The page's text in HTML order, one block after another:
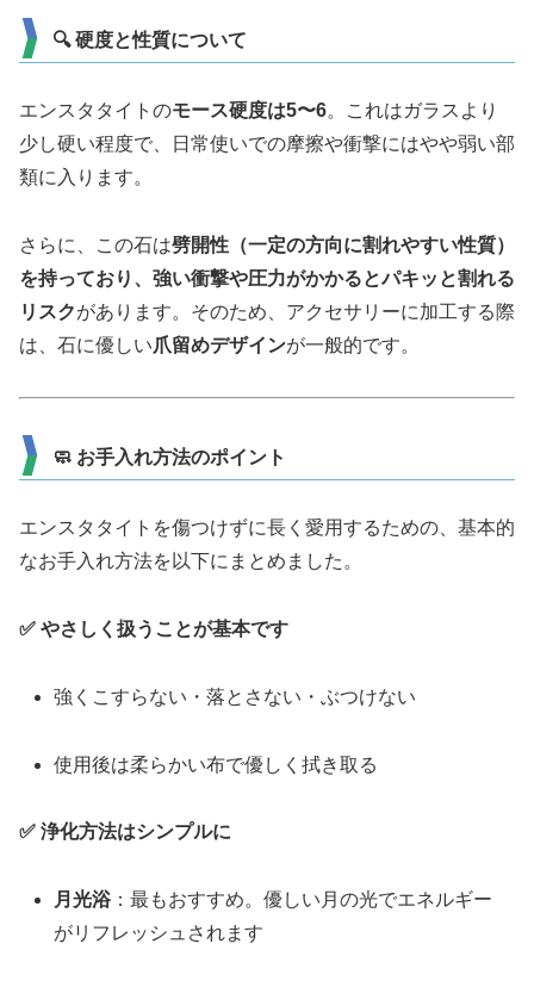
🔍 硬度と性質について
エンスタタイトのモース硬度は5〜6。これはガラスより
少し硬い程度で、日常使いでの摩擦や衝撃にはやや弱い部
類に入ります。
さらに、この石は劈開性（一定の方向に割れやすい性質）
を持っており、強い衝撃や圧力がかかるとパキッと割れる
リスクがあります。そのため、アクセサリーに加工する際
は、石に優しい爪留めデザインが一般的です。
🧼 お手入れ方法のポイント
エンスタタイトを傷つけずに長く愛用するための、基本的
なお手入れ方法を以下にまとめました。
✅ やさしく扱うことが基本です
強くこすらない・落とさない・ぶつけない
使用後は柔らかい布で優しく拭き取る
✅ 浄化方法はシンプルに
月光浴 ：最もおすすめ。優しい月の光でエネルギー
がリフレッシュされます